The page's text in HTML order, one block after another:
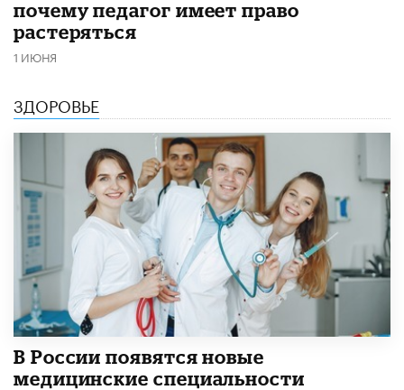
почему педагог имеет право
растеряться
1 ИЮНЯ
ЗДОРОВЬЕ
В России появятся новые
медицинские специальности